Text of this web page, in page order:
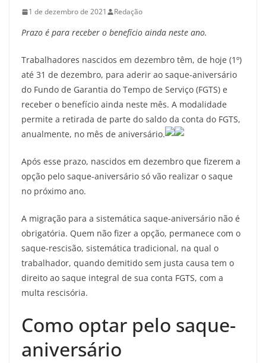
1 de dezembro de 2021 Redação
Prazo é para receber o benefício ainda neste ano.
Trabalhadores nascidos em dezembro têm, de hoje (1º)
até 31 de dezembro, para aderir ao saque-aniversário
do Fundo de Garantia do Tempo de Serviço (FGTS) e
receber o benefício ainda neste mês. A modalidade
permite a retirada de parte do saldo da conta do FGTS,
anualmente, no mês de aniversário.
Após esse prazo, nascidos em dezembro que fizerem a
opção pelo saque-aniversário só vão realizar o saque
no próximo ano.
A migração para a sistemática saque-aniversário não é
obrigatória. Quem não fizer a opção, permanece com o
saque-rescisão, sistemática tradicional, na qual o
trabalhador, quando demitido sem justa causa tem o
direito ao saque integral de sua conta FGTS, com a
multa rescisória.
Como optar pelo saque-
aniversário